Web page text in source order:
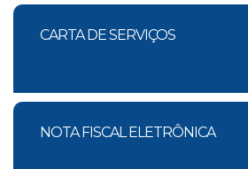
CARTA DE SERVIÇOS
NOTA FISCAL ELETRÔNICA